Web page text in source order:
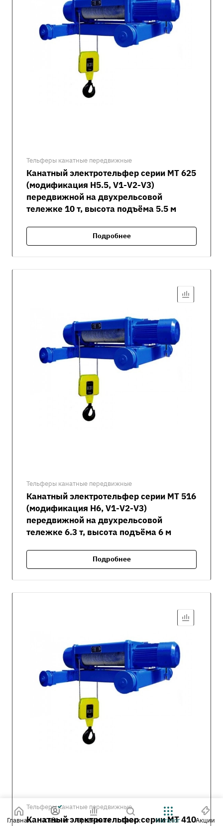
Тельферы канатные передвижные
Канатный электротельфер серии MT 625
(модификация H5.5, V1-V2-V3)
передвижной на двухрельсовой
тележке 10 т, высота подъёма 5.5 м
Подробнее
Тельферы канатные передвижные
Канатный электротельфер серии MT 516
(модификация H6, V1-V2-V3)
передвижной на двухрельсовой
тележке 6.3 т, высота подъёма 6 м
Подробнее
Тельферы канатные передвижные
Канатный электротельфер серии MT 410
Главная Кабинет Сравнение Поиск Каталог Акции